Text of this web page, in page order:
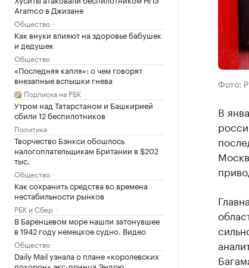
Aramco в Джизане
Общество
Как внуки влияют на здоровье бабушек
и дедушек
Общество
«Последняя капля»: о чем говорят
внезапные вспышки гнева
Подписка на РБК
Утром над Татарстаном и Башкирией
сбили 12 беспилотников
Политика
Творчество Бэнкси обошлось
налогоплательщикам Британии в $202
тыс.
Общество
Как сохранить средства во времена
нестабильности рынков
РБК и Сбер
В Баренцевом море нашли затонувшее
в 1942 году немецкое судно. Видео
Общество
Daily Mail узнала о плане «королевских
похорон» экс-принца Эндрю
Фото:
В